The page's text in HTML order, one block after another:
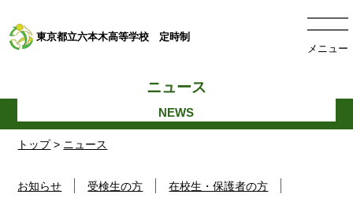
東京都立六本木高等学校 定時制
メニュー
トップ> ニュース
ニュース
お知らせ 受検生の方 在校生・保護者の方